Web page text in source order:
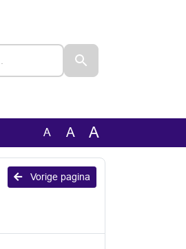
A A A
Vorige pagina